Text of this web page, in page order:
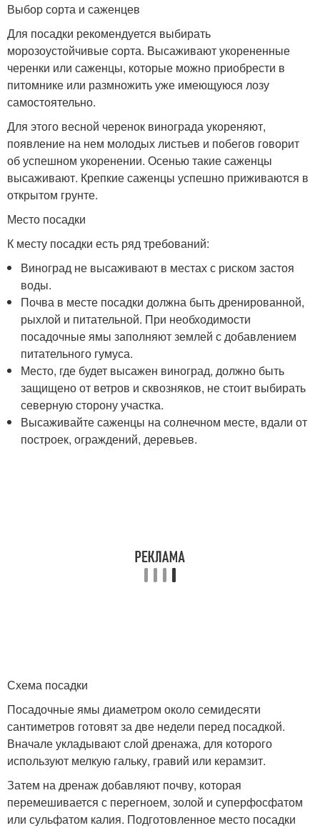
Выбор сорта и саженцев
Для посадки рекомендуется выбирать
морозоустойчивые сорта. Высаживают укорененные
черенки или саженцы, которые можно приобрести в
питомнике или размножить уже имеющуюся лозу
самостоятельно.
Для этого весной черенок винограда укореняют,
появление на нем молодых листьев и побегов говорит
об успешном укоренении. Осенью такие саженцы
высаживают. Крепкие саженцы успешно приживаются в
открытом грунте.
Место посадки
К месту посадки есть ряд требований:
Виноград не высаживают в местах с риском застоя
воды.
Почва в месте посадки должна быть дренированной,
рыхлой и питательной. При необходимости
посадочные ямы заполняют землей с добавлением
питательного гумуса.
Место, где будет высажен виноград, должно быть
защищено от ветров и сквозняков, не стоит выбирать
северную сторону участка.
Высаживайте саженцы на солнечном месте, вдали от
построек, ограждений, деревьев.
Схема посадки
Посадочные ямы диаметром около семидесяти
сантиметров готовят за две недели перед посадкой.
Вначале укладывают слой дренажа, для которого
используют мелкую гальку, гравий или керамзит.
Затем на дренаж добавляют почву, которая
перемешивается с перегноем, золой и суперфосфатом
или сульфатом калия. Подготовленное место посадки